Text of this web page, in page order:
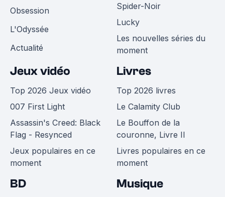
Obsession
L'Odyssée
Actualité
Spider-Noir
Lucky
Les nouvelles séries du
moment
Jeux vidéo
Top 2026 Jeux vidéo
007 First Light
Assassin's Creed: Black
Flag - Resynced
Jeux populaires en ce
moment
Livres
Top 2026 livres
Le Calamity Club
Le Bouffon de la
couronne, Livre II
Livres populaires en ce
moment
BD Musique